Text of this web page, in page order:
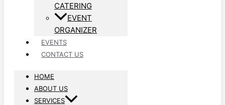
CATERING
EVENT
ORGANIZER
EVENTS
CONTACT US
HOME
ABOUT US
SERVICES